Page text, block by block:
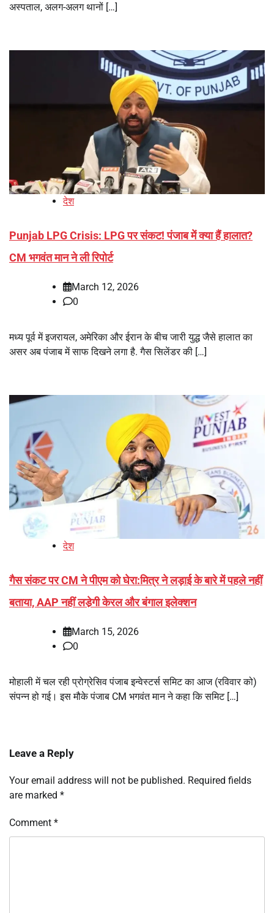
अस्पताल, अलग-अलग थानों […]
देश
Punjab LPG Crisis: LPG पर संकट! पंजाब में क्या हैं हालात?
CM भगवंत मान ने ली रिपोर्ट
March 12, 2026
0
मध्य पूर्व में इजरायल, अमेरिका और ईरान के बीच जारी युद्ध जैसे हालात का
असर अब पंजाब में साफ दिखने लगा है. गैस सिलेंडर की […]
देश
गैस संकट पर CM ने पीएम को घेरा:मित्र ने लड़ाई के बारे में पहले नहीं
बताया, AAP नहीं लडे़गी केरल और बंगाल इलेक्शन
March 15, 2026
0
मोहाली में चल रही प्रोग्रेसिव पंजाब इन्वेस्टर्स समिट का आज (रविवार को)
संपन्न हो गई। इस मौके पंजाब CM भगवंत मान ने कहा कि समिट […]
Leave a Reply
Your email address will not be published. Required fields
are marked *
Comment *